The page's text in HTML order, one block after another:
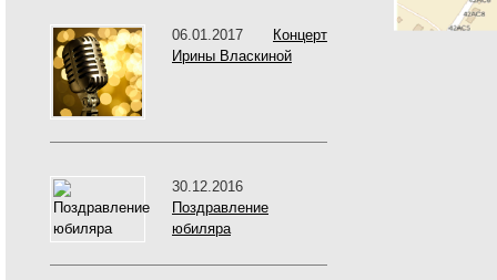
06.01.2017 Концерт
Ирины Власкиной
30.12.2016
Поздравление
юбиляра